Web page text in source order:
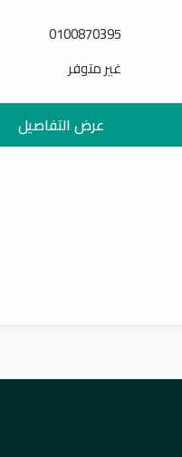
0100870395
غير متوفر
عرض التفاصيل